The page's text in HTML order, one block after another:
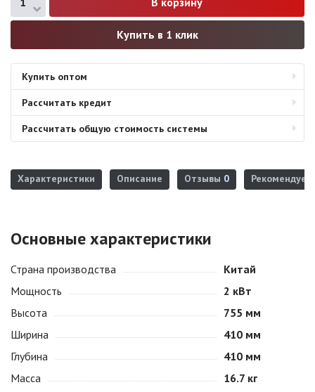
Купить в 1 клик
Купить оптом
Рассчитать кредит
Рассчитать общую стоимость системы
Характеристики Описание Отзывы 0 Рекомендуем
Основные характеристики
Страна производства
Китай
Мощность
2 кВт
Высота
755 мм
Ширина
410 мм
Глубина
410 мм
Масса
16.7 кг